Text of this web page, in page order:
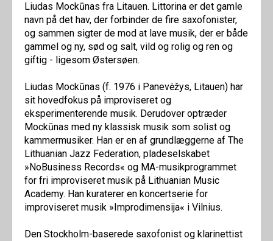
Liudas Mockūnas fra Litauen. Littorina er det gamle
navn på det hav, der forbinder de fire saxofonister,
og sammen sigter de mod at lave musik, der er både
gammel og ny, sød og salt, vild og rolig og ren og
giftig - ligesom Østersøen.
Liudas Mockūnas (f. 1976 i Panevėžys, Litauen) har
sit hovedfokus på improviseret og
eksperimenterende musik. Derudover optræder
Mockūnas med ny klassisk musik som solist og
kammermusiker. Han er en af grundlæggerne af The
Lithuanian Jazz Federation, pladeselskabet
»NoBusiness Records« og MA-musikprogrammet
for fri improviseret musik på Lithuanian Music
Academy. Han kuraterer en koncertserie for
improviseret musik »Improdimensija« i Vilnius.
Den Stockholm-baserede saxofonist og klarinettist